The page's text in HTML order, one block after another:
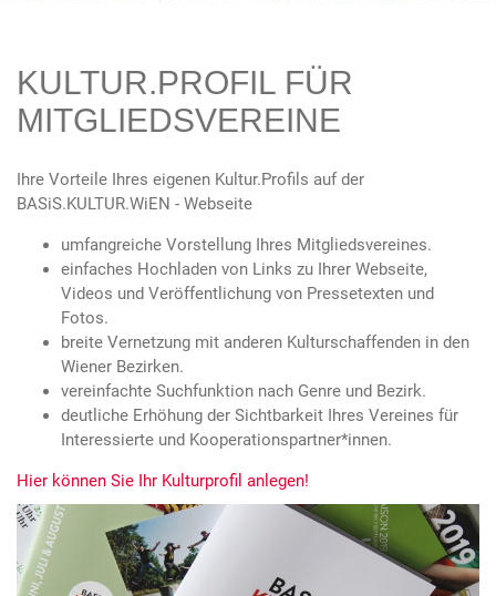
KULTUR.PROFIL FÜR
MITGLIEDSVEREINE
Ihre Vorteile Ihres eigenen Kultur.Profils auf der
BASiS.KULTUR.WiEN - Webseite
umfangreiche Vorstellung Ihres Mitgliedsvereines.
einfaches Hochladen von Links zu Ihrer Webseite,
Videos und Veröffentlichung von Pressetexten und
Fotos.
breite Vernetzung mit anderen Kulturschaffenden in den
Wiener Bezirken.
vereinfachte Suchfunktion nach Genre und Bezirk.
deutliche Erhöhung der Sichtbarkeit Ihres Vereines für
Interessierte und Kooperationspartner*innen.
Hier können Sie Ihr Kulturprofil anlegen!